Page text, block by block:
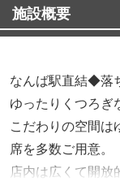
施設概要
なんば駅直結◆落
ゆったりくつろぎ
こだわりの空間は
席を多数ご用意。
店内は広くて開放